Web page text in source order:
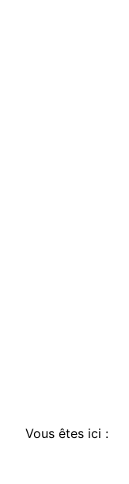
Vous êtes ici :